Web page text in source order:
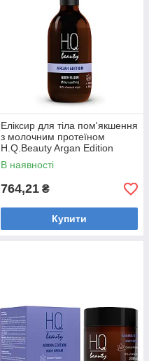
Еліксир для тіла пом'якшення
з молочним протеїном
H.Q.Beauty Argan Edition
250мл
В наявності
764,21 ₴
Купити